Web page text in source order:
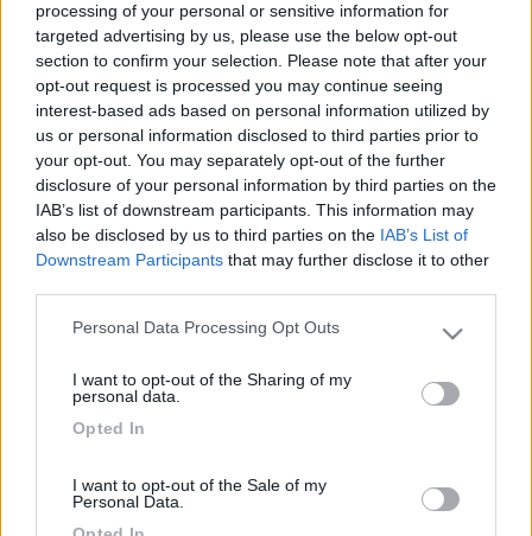
processing of your personal or sensitive information for
targeted advertising by us, please use the below opt-out
section to confirm your selection. Please note that after your
opt-out request is processed you may continue seeing
interest-based ads based on personal information utilized by
us or personal information disclosed to third parties prior to
your opt-out. You may separately opt-out of the further
disclosure of your personal information by third parties on the
IAB’s list of downstream participants. This information may
also be disclosed by us to third parties on the IAB’s List of
Downstream Participants that may further disclose it to other
Please note that this website/app uses one or more Google
not limited to your visit or usage behaviour. You may click to
use your data for below specified purposes in below Google
Personal Data Processing Opt Outs
I want to opt-out of the Sharing of my
personal data.
Opted In
I want to opt-out of the Sale of my
Personal Data.
sapere se posso usare l'antenna del cb anche per l'autoradio,
ed eventualmente cosa dovrei fare per usarla. Grazie
anticipatamente e buoni km a tutti.
Linusid="size3">id="blue">id="Georgia">
fbct
31
01/04/2007
Ciao. Penso proprio che per utilizzare l'antenna per la FM
dovresti mettere all'ingresso antenna della radio un filtro passa
banda molto perfettamente centrato nella banda 87.5 108 MHz
e che tagli fortemente tutte le frequeze al di sotto degli 87.5 e
sopra i 108 altrimenti rischi di mandare quando trasmetti con il
radio. Se c'e' un esperto in RF nel forum potrà darti maggiori
consigli.[^]
duke 63
Inserito il01/04/2007
l'oggetto che dici tu è in vendita nei negozi di ricetrasmittenti